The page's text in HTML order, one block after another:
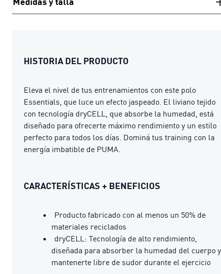
HISTORIA DEL PRODUCTO
Eleva el nivel de tus entrenamientos con este polo
Essentials, que luce un efecto jaspeado. El liviano tejido
con tecnología dryCELL, que absorbe la humedad, está
diseñado para ofrecerte máximo rendimiento y un estilo
perfecto para todos los días. Dominá tus training con la
energía imbatible de PUMA.
CARACTERÍSTICAS + BENEFICIOS
Producto fabricado con al menos un 50% de
materiales reciclados
dryCELL: Tecnología de alto rendimiento,
diseñada para absorber la humedad del cuerpo y
mantenerte libre de sudor durante el ejercicio